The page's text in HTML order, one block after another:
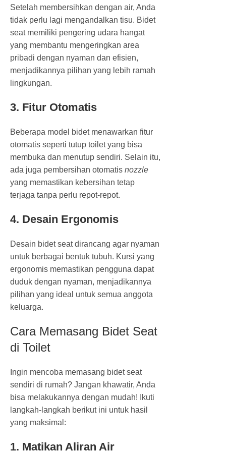
Setelah membersihkan dengan air, Anda
tidak perlu lagi mengandalkan tisu. Bidet
seat memiliki pengering udara hangat
yang membantu mengeringkan area
pribadi dengan nyaman dan efisien,
menjadikannya pilihan yang lebih ramah
lingkungan.
3. Fitur Otomatis
Beberapa model bidet menawarkan fitur
otomatis seperti tutup toilet yang bisa
membuka dan menutup sendiri. Selain itu,
ada juga pembersihan otomatis nozzle
yang memastikan kebersihan tetap
terjaga tanpa perlu repot-repot.
4. Desain Ergonomis
Desain bidet seat dirancang agar nyaman
untuk berbagai bentuk tubuh. Kursi yang
ergonomis memastikan pengguna dapat
duduk dengan nyaman, menjadikannya
pilihan yang ideal untuk semua anggota
keluarga.
Cara Memasang Bidet Seat
di Toilet
Ingin mencoba memasang bidet seat
sendiri di rumah? Jangan khawatir, Anda
bisa melakukannya dengan mudah! Ikuti
langkah-langkah berikut ini untuk hasil
yang maksimal:
1. Matikan Aliran Air